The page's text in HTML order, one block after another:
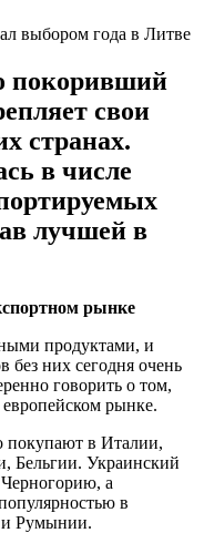
покоривший
свои
странах.
в числе
лучшей в
рынке
продуктами, и
без них сегодня очень
говорить о том,
рынке.
покупают в Италии,
Бельгии. Украинский
а
в
и Румынии.